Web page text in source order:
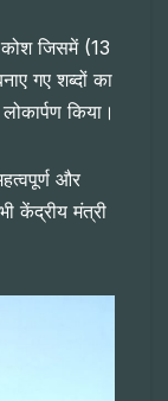
कोश जिसमें (13
गए शब्दों का
किया।
और
केंद्रीय मंत्री